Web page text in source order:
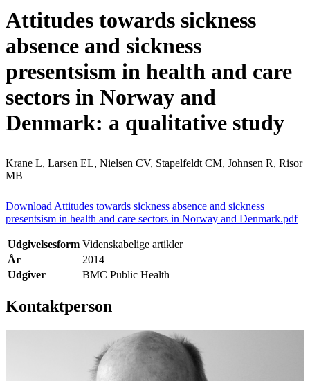
Attitudes towards sickness
absence and sickness
presentsism in health and care
sectors in Norway and
Denmark: a qualitative study
Krane L, Larsen EL, Nielsen CV, Stapelfeldt CM, Johnsen R, Risor
MB
Download Attitudes towards sickness absence and sickness
presentsism in health and care sectors in Norway and Denmark.pdf
Udgivelsesform Videnskabelige artikler
År
2014
Udgiver
BMC Public Health
Kontaktperson